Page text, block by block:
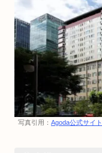
写真引用： Agoda公式サイト